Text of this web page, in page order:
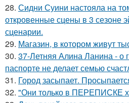
28. Сидни Суини настояла на
откровенные сцены в 3 сезоне
сценарии.
29. Магазин, в котором живут
30. 37-Летняя Алина Ланина - о
паспорте не делает семью
31. Город засыпает.
32. "Они только в ПЕРЕПИСКЕ